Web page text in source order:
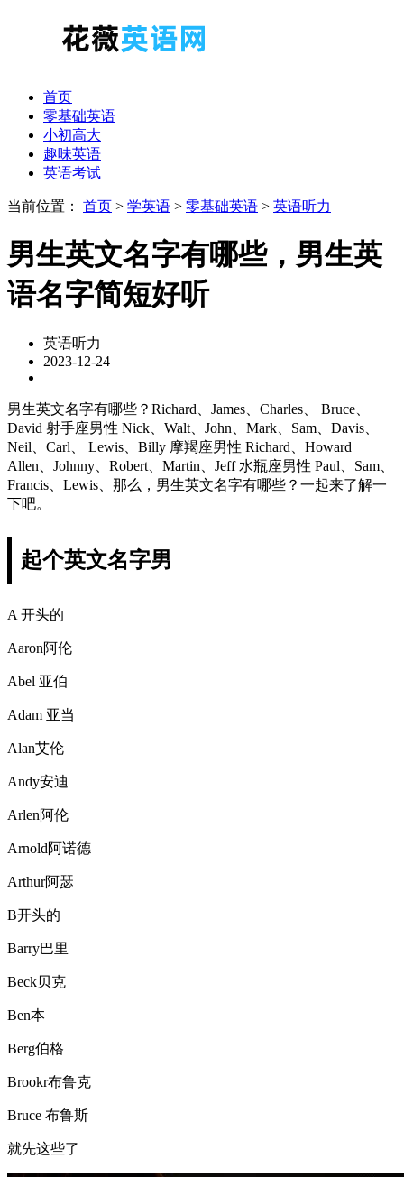
首页
零基础英语
小初高大
趣味英语
英语考试
当前位置： 首页 > 学英语 > 零基础英语 > 英语听力
男生英文名字有哪些，男生英
语名字简短好听
英语听力
2023-12-24
男生英文名字有哪些？Richard、James、Charles、 Bruce、
David 射手座男性 Nick、Walt、John、Mark、Sam、Davis、
Neil、Carl、 Lewis、Billy 摩羯座男性 Richard、Howard
Allen、Johnny、Robert、Martin、Jeff 水瓶座男性 Paul、Sam、
Francis、Lewis、那么，男生英文名字有哪些？一起来了解一
下吧。
起个英文名字男
A 开头的
Aaron阿伦
Abel 亚伯
Adam 亚当
Alan艾伦
Andy安迪
Arlen阿伦
Arnold阿诺德
Arthur阿瑟
B开头的
Barry巴里
Beck贝克
Ben本
Berg伯格
Brookr布鲁克
Bruce 布鲁斯
就先这些了